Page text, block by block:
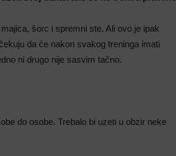
šorc i spremni ste. Ali ovo je ipak
da će nakon svakog treninga imati
ni drugo nije sasvim tačno.
do osobe. Trebalo bi uzeti u obzir neke